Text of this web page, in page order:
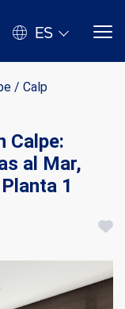
ES
/ Calp
Calpe:
al Mar,
1